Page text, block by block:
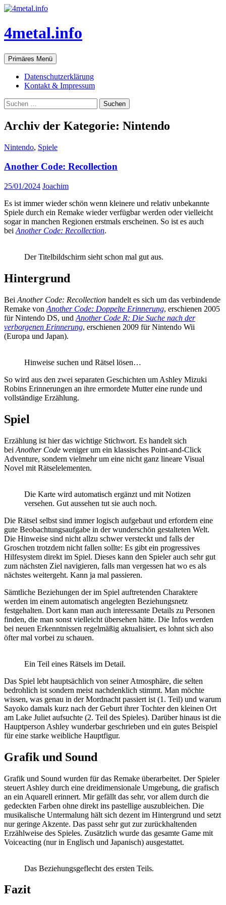
Zum
springen
4metal.info
Suchen
Primäres Menü
Datenschutzerklärung
Kontakt & Impressum
Suchen
nach:
Archiv der Kategorie: Nintendo
Nintendo, Spiele
Another Code: Recollection
25/01/2024 Joachim
Es ist immer wieder schön wenn kleinere und relativ unbekannte
Spiele durch ein Remake wieder verfügbar werden oder vielleicht
sogar in manchen Regionen erstmals erscheinen. So ist es auch
bei Another Code: Recollection.
Der Titelbildschirm sieht schon mal gut aus.
Hintergrund
Bei Another Code: Recollection handelt es sich um das verbindende
Remake von Another Code: Doppelte Erinnerung, erschienen 2005
für Nintendo DS, und Another Code R: Die Suche nach der
verborgenen Erinnerung, erschienen 2009 für Nintendo Wii
(Europa und Japan).
Hinweise suchen und Rätsel lösen…
So wird aus den zwei separaten Geschichten um Ashley Mizuki
Robins Erinnerungen an ihre ermordete Mutter eine runde und
vollständige Erzählung.
Spiel
Erzählung ist hier das wichtige Stichwort. Es handelt sich
bei Another Code weniger um ein klassisches Point-and-Click
Adventure, sondern vielmehr um eine nicht ganz lineare Visual
Novel mit Rätselelementen.
Die Karte wird automatisch ergänzt und mit Notizen
versehen. Gut aussehen tut sie auch noch.
Die Rätsel selbst sind immer logisch aufgebaut und erfordern eine
gute Beobachtungsaufgabe in der wunderschön gestalteten Welt.
Die Hinweise sind nicht allzu schwer versteckt und falls der
Groschen trotzdem nicht fallen sollte: Es gibt ein progressives
Hilfesystem direkt im Spiel. Dieses kann den Spieler auch sehr gut
zum nächsten Ziel navigieren, falls man vergessen hat wo es als
nächstes weitergeht. Kann ja mal passieren.
Sämtliche Beziehungen der im Spiel auftretenden Charaktere
werden im einem automatisch angelegten Beziehungsnetz
festgehalten. Dort kann man auch interessante Details zu Personen
finden, die man sonst vielleicht übersehen hätte. Die Infos werden
bei neuen Erkenntnissen regelmäßig aktualisiert, es lohnt sich also
öfter mal vorbei zu schauen.
Ein Teil eines Rätsels im Detail.
Das Spiel lebt hauptsächlich von seiner Atmosphäre, die selten
bedrohlich ist sondern meist nachdenklich stimmt. Man möchte
wissen, was genau in der Mordnacht passiert ist (1. Teil) und warum
Sayoko damals kurz nach der Geburt ihrer Tochter den kleinen Ort
am Lake Juliet aufsuchte (2. Teil des Spieles). Darüber hinaus ist die
Hauptperson Ashley wunderbar geschrieben und ein gutes Beispiel
für eine starke weibliche Hauptfigur.
Grafik und Sound
Grafik und Sound wurden für das Remake überarbeitet. Der Spieler
steuert Ashley durch eine dreidimensionale Umgebung, die grafisch
an ein Aquarell erinnert. Mir gefällt das sehr, vor allem durch die
gedeckten Farben ohne direkt ins pastellige auszubleichen. Die
musikalische Untermalung hält sich dezent im Hintergrund und setzt
nur geringe Akzente. Das passt sehr gut zur zurückhaltenden
Erzählweise des Spieles. Zusätzlich wurde das gesamte Game mit
Voiceacting (nur in Englisch und Japanisch) ausgestattet.
Das Beziehungsgeflecht des ersten Teils.
Fazit